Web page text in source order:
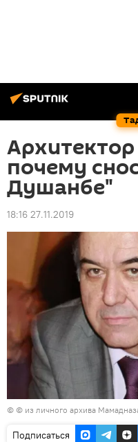
Архитектор
почему
Душанбе"
18:16 27.11.2019
© © из личного архива
Подписаться